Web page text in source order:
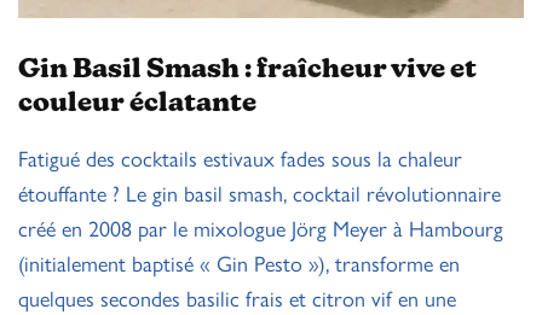
Gin Basil Smash : fraîcheur vive et
couleur éclatante
Fatigué des cocktails estivaux fades sous la chaleur
étouffante ? Le gin basil smash, cocktail révolutionnaire
créé en 2008 par le mixologue Jörg Meyer à Hambourg
(initialement baptisé « Gin Pesto »), transforme en
quelques secondes basilic frais et citron vif en une